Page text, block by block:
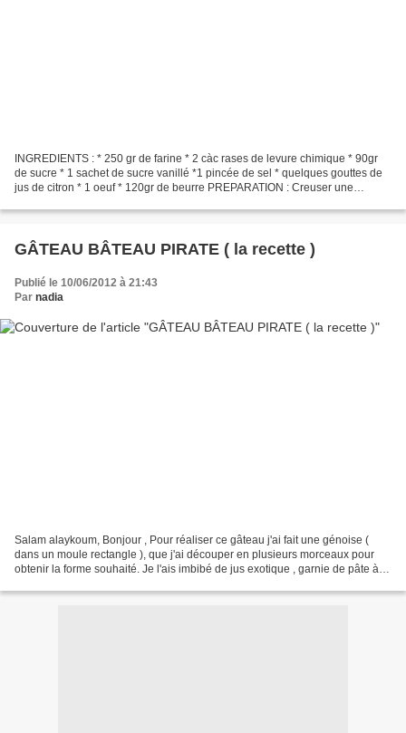
INGREDIENTS : * 250 gr de farine * 2 càc rases de levure chimique * 90gr
de sucre * 1 sachet de sucre vanillé *1 pincée de sel * quelques gouttes de
jus de citron * 1 oeuf * 120gr de beurre PREPARATION : Creuser une
GÂTEAU BÂTEAU PIRATE ( la recette )
Publié le 10/06/2012 à 21:43
Par nadia
Salam alaykoum, Bonjour , Pour réaliser ce gâteau j'ai fait une génoise (
dans un moule rectangle ), que j'ai découper en plusieurs morceaux pour
obtenir la forme souhaité. Je l'ais imbibé de jus exotique , garnie de pâte à